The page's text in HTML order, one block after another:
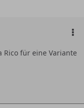
für eine Variante